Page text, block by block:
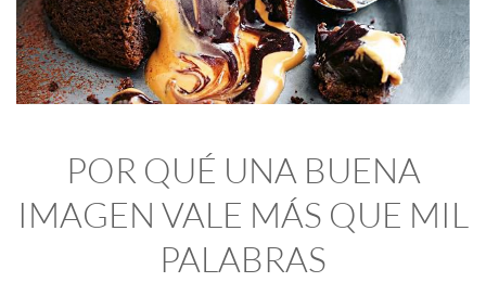
POR QUÉ UNA BUENA
IMAGEN VALE MÁS QUE MIL
PALABRAS